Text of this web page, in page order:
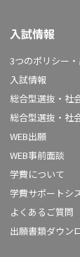
入試情報
3つのポリシー
入試情報
総合型選抜・社
総合型選抜・社
WEB出願
WEB事前面談
学費について
学費サポートシ
よくあるご質問
出願書類ダウン